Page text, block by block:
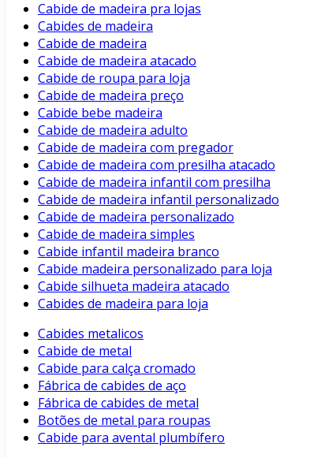
Cabide de madeira pra lojas
Cabides de madeira
Cabide de madeira
Cabide de madeira atacado
Cabide de roupa para loja
Cabide de madeira preço
Cabide bebe madeira
Cabide de madeira adulto
Cabide de madeira com pregador
Cabide de madeira com presilha atacado
Cabide de madeira infantil com presilha
Cabide de madeira infantil personalizado
Cabide de madeira personalizado
Cabide de madeira simples
Cabide infantil madeira branco
Cabide madeira personalizado para loja
Cabide silhueta madeira atacado
Cabides de madeira para loja
Cabides metalicos
Cabide de metal
Cabide para calça cromado
Fábrica de cabides de aço
Fábrica de cabides de metal
Botões de metal para roupas
Cabide para avental plumbífero